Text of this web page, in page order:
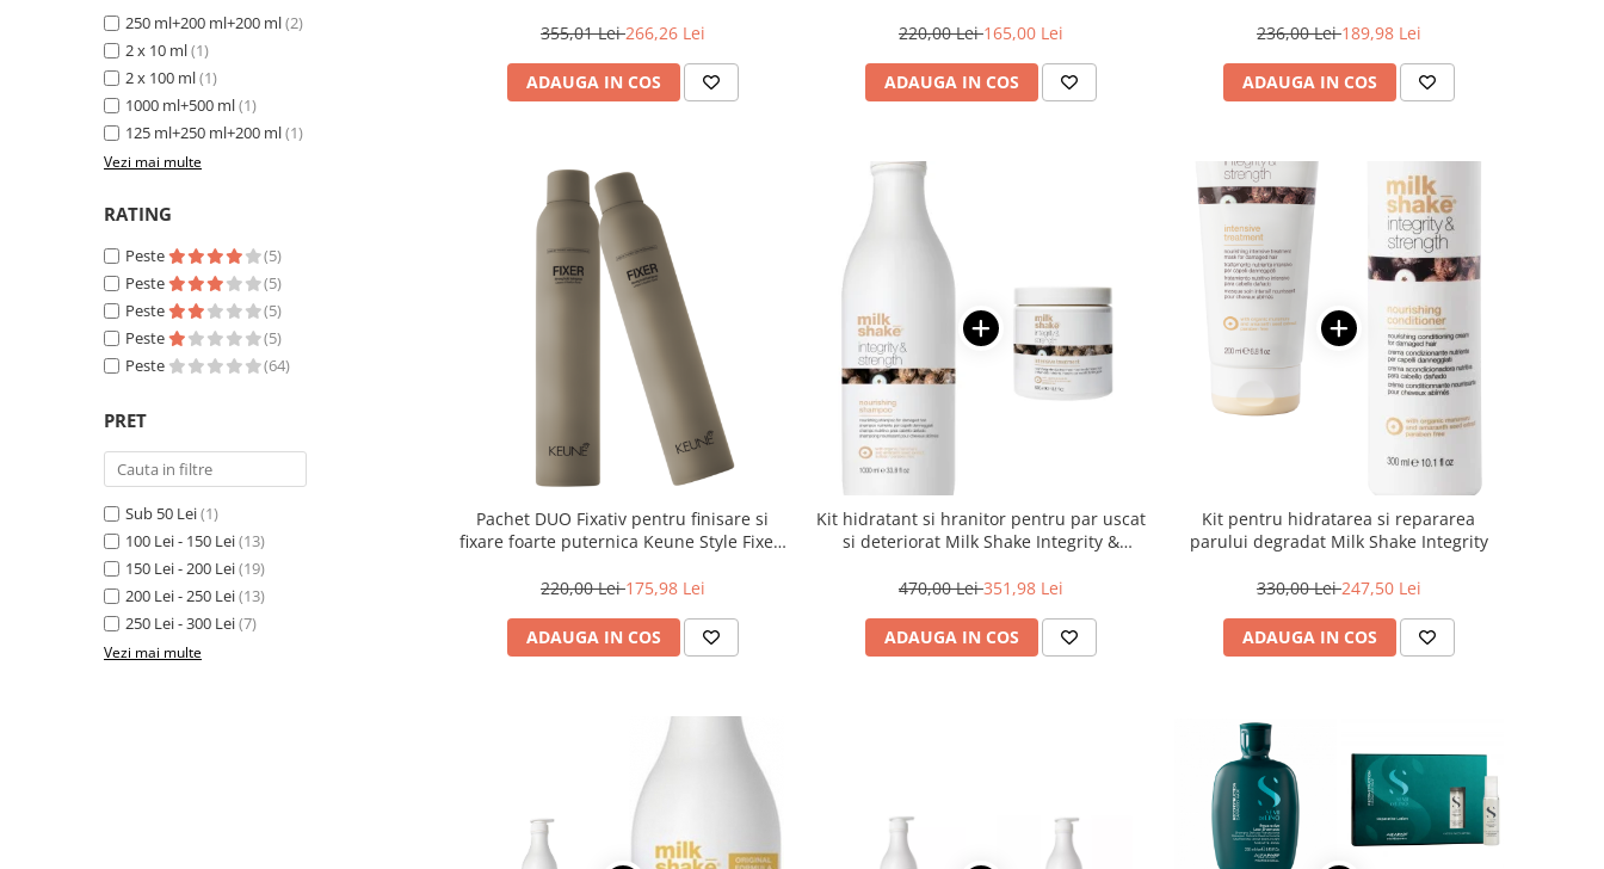
250 ml+200 ml+200 ml(2)
2 x 10 ml(1)
2 x 100 ml(1)
1000 ml+500 ml(1)
125 ml+250 ml+200 ml(1)
Vezi mai multe
RATING
Peste
(5)
Peste
(5)
Peste
(5)
Peste
(5)
Peste
(64)
PRET
Sub 50 Lei(1)
100 Lei - 150 Lei(13)
150 Lei - 200 Lei(19)
200 Lei - 250 Lei(13)
250 Lei - 300 Lei(7)
Vezi mai multe
355,01 Lei266,26 Lei
ADAUGA IN COS
220,00 Lei165,00 Lei
ADAUGA IN COS
ml
236,00 Lei189,98 Lei
ADAUGA IN COS
Pachet DUO Fixativ pentru finisare si
fixare foarte puternica Keune Style Fixer,
220,00 Lei175,98 Lei
ADAUGA IN COS
Kit hidratant si hranitor pentru par uscat
si deteriorat Milk Shake Integrity &
470,00 Lei351,98 Lei
ADAUGA IN COS
Kit pentru hidratarea si repararea
parului degradat Milk Shake Integrity
330,00 Lei247,50 Lei
ADAUGA IN COS